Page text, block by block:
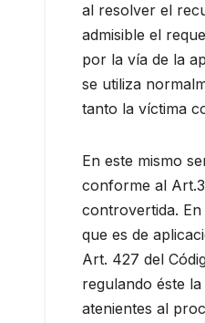
al resolver el
admisible el
por la vía de la
se utiliza
tanto la víctima
En este mismo
conforme al
controvertida.
que es de
Art. 427 del
regulando éste
atenientes al